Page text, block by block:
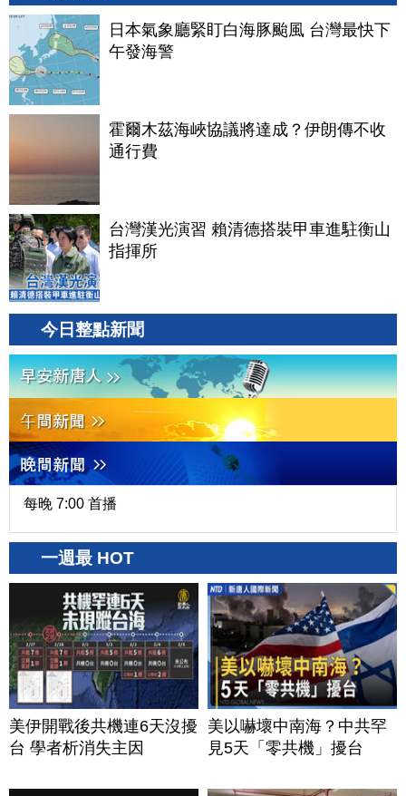
日本氣象廳緊盯白海豚颱風 台灣最快下
午發海警
霍爾木茲海峽協議將達成？伊朗傳不收
通行費
台灣漢光演習 賴清德搭裝甲車進駐衡山
指揮所
今日整點新聞
每晚 7:00 首播
一週最 HOT
美伊開戰後共機連6天沒擾
台 學者析消失主因
美以嚇壞中南海？中共罕
見5天「零共機」擾台